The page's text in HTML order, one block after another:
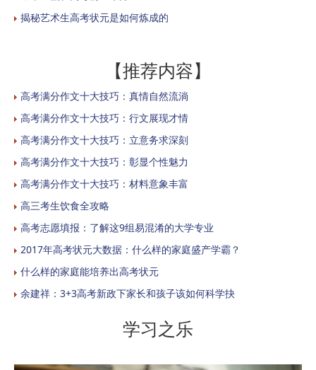
揭秘艺术生高考状元是如何炼成的
【推荐内容】
高考满分作文十大技巧：真情自然流淌
高考满分作文十大技巧：行文展现才情
高考满分作文十大技巧：立意务求深刻
高考满分作文十大技巧：彰显个性魅力
高考满分作文十大技巧：材料意象丰富
高三考生饮食全攻略
高考志愿填报：了解这9组易混淆的大学专业
2017年高考状元大数据：什么样的家庭盛产学霸？
什么样的家庭能培养出高考状元
余建祥：3+3高考新政下家长和孩子该如何科学抉
学习之乐